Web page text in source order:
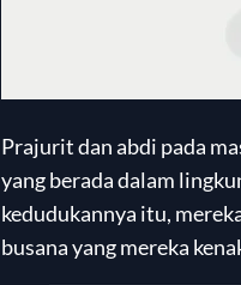
Prajurit dan abdi pada
yang berada dalam
kedudukannya itu,
busana yang mereka